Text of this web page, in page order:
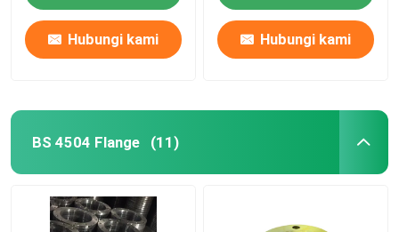
Hubungi kami Hubungi kami
BS 4504 Flange (11)